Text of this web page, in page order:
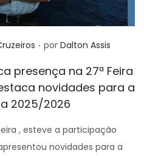
. por Dalton Assis
presença na 27ª Feira
novidades para a
2025/2026
, esteve a participação
novidades para a